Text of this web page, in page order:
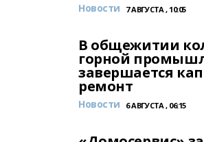
Новости 7 АВГУСТА , 10:05
В общежитии
горной
завершается
ремонт
Новости 6 АВГУСТА , 06:15